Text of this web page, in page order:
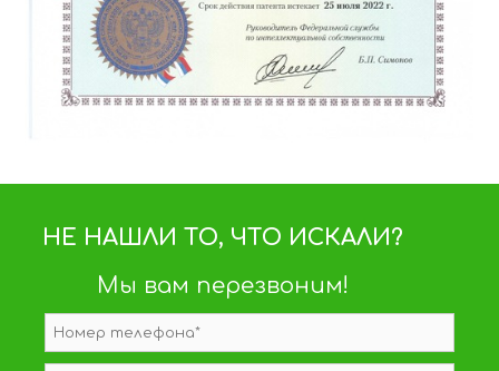
НЕ НАШЛИ ТО, ЧТО ИСКАЛИ?
Мы вам перезвоним!